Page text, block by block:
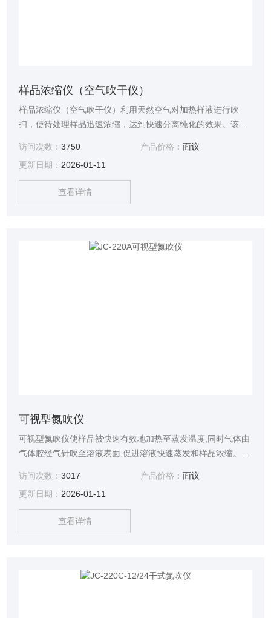
样品浓缩仪（空气吹干仪）
样品浓缩仪（空气吹干仪）利用天然空气对加热样液进行吹
扫，使待处理样品迅速浓缩，达到快速分离纯化的效果。该方
间。且体积小巧携带方便，无需另外配备气源，经济又实惠。
被广泛应用于农残检测，制药行业和通用研究中的样品批量处
理。
访问次数：3750 产品价格： 面议
更新日期：2026-01-11
查看详情
可视型氮吹仪
可视型氮吹仪使样品被快速有效地加热至蒸发温度,同时气体由
气体腔经气针吹至溶液表面,促进溶液快速蒸发和样品浓缩。广
检等领域。
访问次数：3017 产品价格： 面议
更新日期：2026-01-11
查看详情